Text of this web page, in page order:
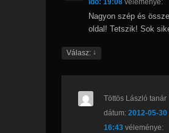
Nagyon szép és
oldal! Tetszik! Sok
Válasz: ↓
Töttös László tanár
dátum:2012-05-30
16:43 véleménye: